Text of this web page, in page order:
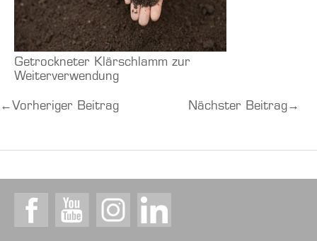
Getrockneter Klärschlamm zur
Weiterverwendung
← Vorheriger Beitrag Nächster Beitrag→